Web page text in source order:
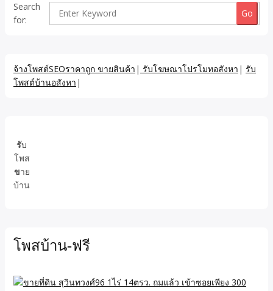
Search
for:
จ้างโพสต์SEOราคาถูก ขายสินค้า | รับโฆษณาโปรโมทอสังหา | รับ
โพสต์บ้านอสังหา |
รับ
โพส
ขาย
บ้าน
โพสบ้าน-ฟรี